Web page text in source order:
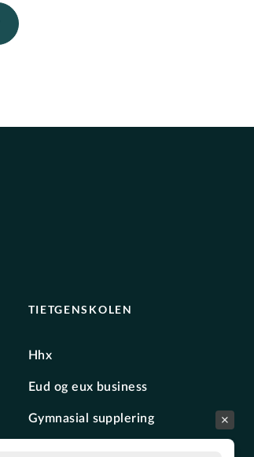
TIETGENSKOLEN
Hhx
Eud og eux business
Gymnasial supplering